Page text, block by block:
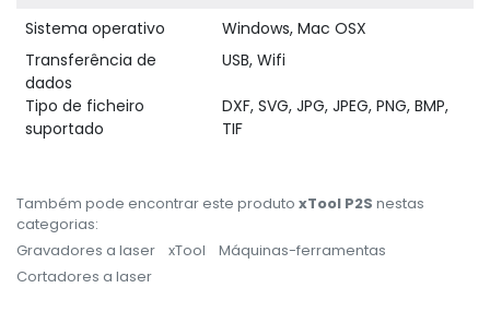
Sistema operativo
Windows, Mac OSX
Transferência de
dados
USB, Wifi
Tipo de ficheiro
suportado
DXF, SVG, JPG, JPEG, PNG, BMP,
TIF
Também pode encontrar este produto xTool P2S nestas
categorias:
Gravadores a laser
xTool
Máquinas-ferramentas
Cortadores a laser